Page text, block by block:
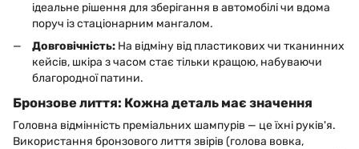
ідеальне рішення для зберігання в автомобілі чи вдома
поруч із стаціонарним мангалом.
Довговічність: На відміну від пластикових чи тканинних
кейсів, шкіра з часом стає тільки кращою, набуваючи
благородної патини.
Бронзове лиття: Кожна деталь має значення
Головна відмінність преміальних шампурів — це їхні руків'я.
Використання бронзового лиття звірів (голова вовка,